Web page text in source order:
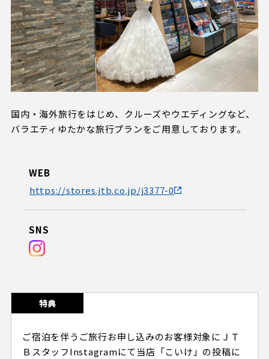
アカデミー
スクール
その他
スタジアムアクセス
スタジアムマップ
観戦方法を知る
車イスでの観戦
クラブゼルビスタへの入会
シーズンシート
ＦＣ町田ゼルビアをサポート
トレーニングの見学・ファンサービス
ボランティア
ＦＣ町田ゼルビアカレンダー
オンラインストア
ユニフォーム
ホームタウン
ホームタウントップ
ゼルビアアシスト募集
ゼルナビ
ＦＣ町田ゼルビアスポーツクラブ
ゼルビアフットサルパーク
パートナー
パートナートップ
パートナー企業一覧
国内・海外旅行をはじめ、クルーズやウエディングなど、
バラエティゆたかな旅行プランをご用意しております。
WEB
https://stores.jtb.co.jp/j3377-0
SNS
特典
ご宿泊を伴うご旅行お申し込みのお客様対象にＪＴ
ＢスタッフInstagramにて当店「こいけ」の投稿に